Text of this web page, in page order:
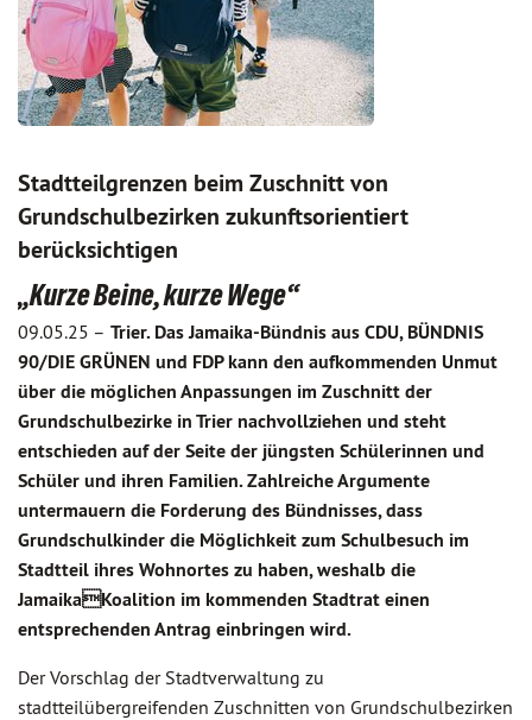
Stadtteilgrenzen beim Zuschnitt von
Grundschulbezirken zukunftsorientiert
berücksichtigen
„Kurze Beine, kurze Wege“
09.05.25 – Trier. Das Jamaika-Bündnis aus CDU, BÜNDNIS
90/DIE GRÜNEN und FDP kann den aufkommenden Unmut
über die möglichen Anpassungen im Zuschnitt der
Grundschulbezirke in Trier nachvollziehen und steht
entschieden auf der Seite der jüngsten Schülerinnen und
Schüler und ihren Familien. Zahlreiche Argumente
untermauern die Forderung des Bündnisses, dass
Grundschulkinder die Möglichkeit zum Schulbesuch im
Stadtteil ihres Wohnortes zu haben, weshalb die
JamaikaKoalition im kommenden Stadtrat einen
entsprechenden Antrag einbringen wird.
Der Vorschlag der Stadtverwaltung zu
stadtteilübergreifenden Zuschnitten von Grundschulbezirken